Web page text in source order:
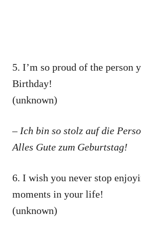
5. I’m so proud of the person
Birthday!
(unknown)
– Ich bin so stolz auf die
Alles Gute zum Geburtstag!
6. I wish you never stop
moments in your life!
(unknown)